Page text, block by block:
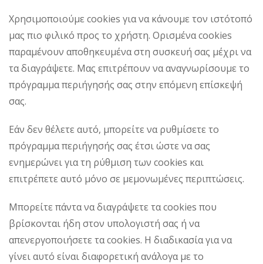
Χρησιμοποιούμε cookies για να κάνουμε τον ιστότοπό
μας πιο φιλικό προς το χρήστη. Ορισμένα cookies
παραμένουν αποθηκευμένα στη συσκευή σας μέχρι να
τα διαγράψετε. Μας επιτρέπουν να αναγνωρίσουμε το
πρόγραμμα περιήγησής σας στην επόμενη επίσκεψή
σας.
Εάν δεν θέλετε αυτό, μπορείτε να ρυθμίσετε το
πρόγραμμα περιήγησής σας έτσι ώστε να σας
ενημερώνει για τη ρύθμιση των cookies και
επιτρέπετε αυτό μόνο σε μεμονωμένες περιπτώσεις.
Μπορείτε πάντα να διαγράψετε τα cookies που
βρίσκονται ήδη στον υπολογιστή σας ή να
απενεργοποιήσετε τα cookies. Η διαδικασία για να
γίνει αυτό είναι διαφορετική ανάλογα με το